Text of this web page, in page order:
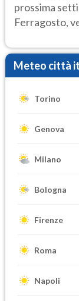
prossima
Ferragosto,
Meteo città
Torino
Genova
Milano
Bologna
Firenze
Roma
Napoli